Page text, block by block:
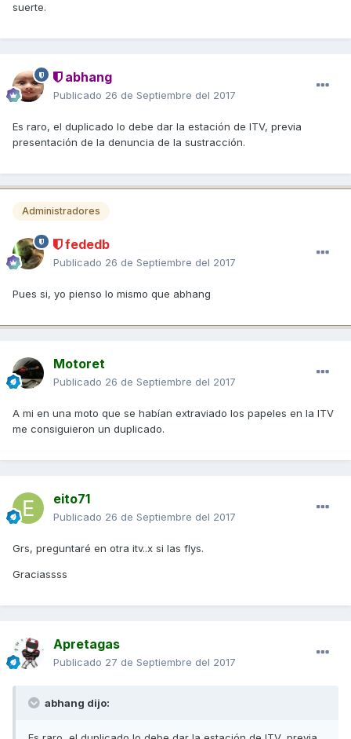
suerte.
abhang
Publicado 26 de Septiembre del 2017
Es raro, el duplicado lo debe dar la estación de ITV, previa
presentación de la denuncia de la sustracción.
Administradores
fededb
Publicado 26 de Septiembre del 2017
Pues si, yo pienso lo mismo que abhang
Motoret
Publicado 26 de Septiembre del 2017
A mi en una moto que se habían extraviado los papeles en la ITV
me consiguieron un duplicado.
eito71
Publicado 26 de Septiembre del 2017
Grs, preguntaré en otra itv..x si las flys.
Graciassss
Apretagas
Publicado 27 de Septiembre del 2017
abhang dijo: